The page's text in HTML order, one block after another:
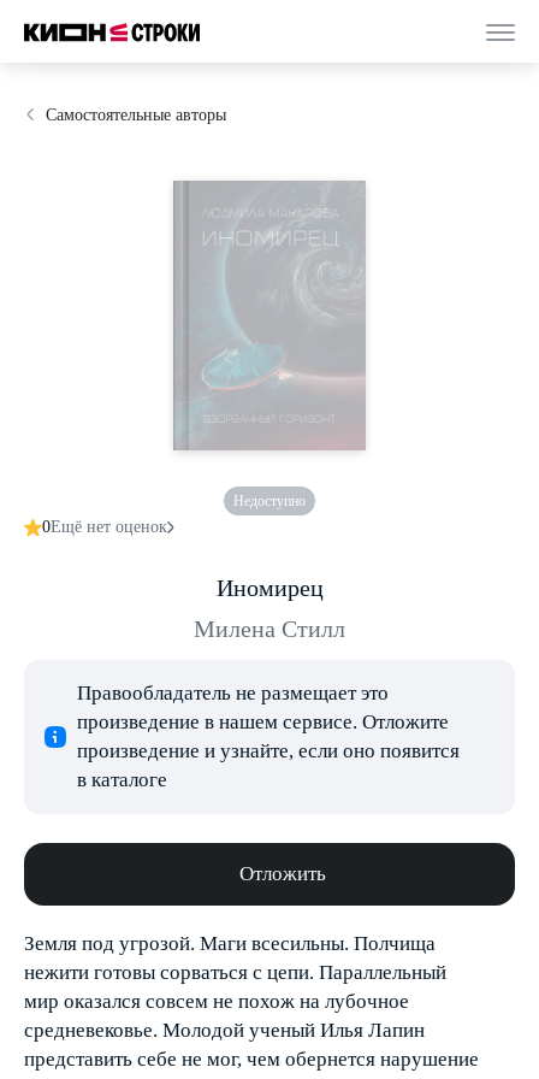
Самостоятельные авторы
Недоступно
0Ещё нет оценок
Иномирец
Милена Стилл
Правообладатель не размещает это
произведение в нашем сервисе. Отложите
произведение и узнайте, если оно появится
в каталоге
Отложить
Земля под угрозой. Маги всесильны. Полчища
нежити готовы сорваться с цепи. Параллельный
мир оказался совсем не похож на лубочное
средневековье. Молодой ученый Илья Лапин
представить себе не мог, чем обернется нарушение